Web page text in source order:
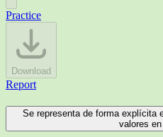
Practice
Download
Report
Se representa de forma explícita
valores